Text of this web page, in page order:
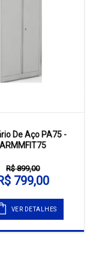
De Aço PA75 -
ARMMFIT75
R$ 899,00
799,00
VER DETALHES